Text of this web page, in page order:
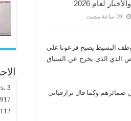
والأخبار لعام 2026
البسيط يصبح فرعونا علي
الذي الذي يخرج عن السياق
ضمائرهم وكما قال نزارقباني
3